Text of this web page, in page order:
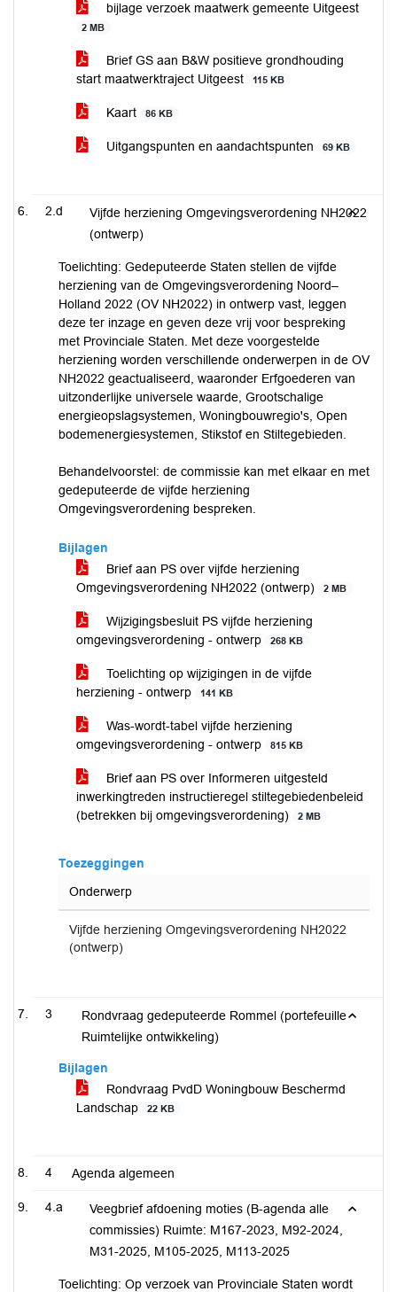
bijlage verzoek maatwerk gemeente Uitgeest
2 MB
Brief GS aan B&W positieve grondhouding
start maatwerktraject Uitgeest
115 KB
Kaart 86 KB
Uitgangspunten en aandachtspunten 69 KB
2.d
Vijfde herziening Omgevingsverordening NH2022
(ontwerp)
Toelichting: Gedeputeerde Staten stellen de vijfde
herziening van de Omgevingsverordening Noord–
Holland 2022 (OV NH2022) in ontwerp vast, leggen
deze ter inzage en geven deze vrij voor bespreking
met Provinciale Staten. Met deze voorgestelde
herziening worden verschillende onderwerpen in de OV
NH2022 geactualiseerd, waaronder Erfgoederen van
uitzonderlijke universele waarde, Grootschalige
energieopslagsystemen, Woningbouwregio's, Open
bodemenergiesystemen, Stikstof en Stiltegebieden.
Behandelvoorstel: de commissie kan met elkaar en met
gedeputeerde de vijfde herziening
Omgevingsverordening bespreken.
Bijlagen
Brief aan PS over vijfde herziening
Omgevingsverordening NH2022 (ontwerp)
2 MB
Wijzigingsbesluit PS vijfde herziening
omgevingsverordening - ontwerp
268 KB
Toelichting op wijzigingen in de vijfde
herziening - ontwerp
141 KB
Was-wordt-tabel vijfde herziening
omgevingsverordening - ontwerp
815 KB
Brief aan PS over Informeren uitgesteld
inwerkingtreden instructieregel stiltegebiedenbeleid
(betrekken bij omgevingsverordening)
2 MB
Toezeggingen
Onderwerp
Vijfde herziening Omgevingsverordening NH2022
(ontwerp)
3
Rondvraag gedeputeerde Rommel (portefeuille
Ruimtelijke ontwikkeling)
Bijlagen
Rondvraag PvdD Woningbouw Beschermd
Landschap
22 KB
4 Agenda algemeen
4.a
Veegbrief afdoening moties (B-agenda alle
commissies) Ruimte: M167-2023, M92-2024,
M31-2025, M105-2025, M113-2025
Toelichting: Op verzoek van Provinciale Staten wordt